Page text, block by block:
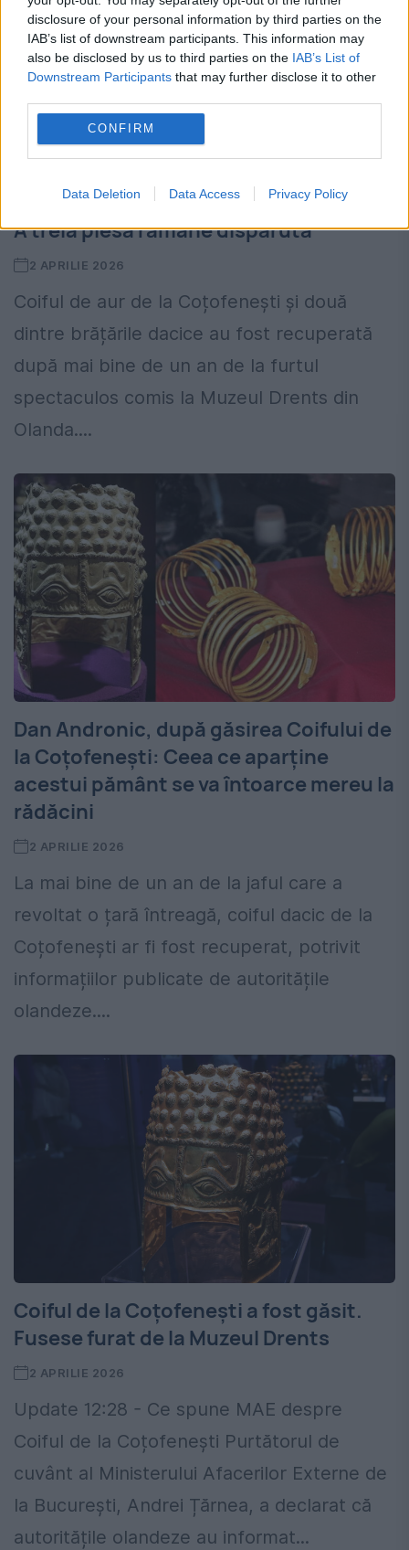
disclosure of your personal information by third parties on the
IAB’s list of downstream participants. This information may
also be disclosed by us to third parties on the IAB’s List of
Downstream Participants that may further disclose it to other
CONFIRM
Data Deletion Data Access Privacy Policy
Procuror olandez: Coiful de la
recuperate după acorduri cu suspecții.
A treia piesă rămâne dispărută
2 APRILIE 2026
Coiful de aur de la Coțofenești și două
dintre brățările dacice au fost recuperată
după mai bine de un an de la furtul
spectaculos comis la Muzeul Drents din
Olanda....
Dan Andronic, după găsirea Coifului de
la Coțofenești: Ceea ce aparține
acestui pământ se va întoarce mereu la
rădăcini
2 APRILIE 2026
La mai bine de un an de la jaful care a
revoltat o țară întreagă, coiful dacic de la
Coțofenești ar fi fost recuperat, potrivit
informațiilor publicate de autoritățile
olandeze....
Coiful de la Coțofenești a fost găsit.
Fusese furat de la Muzeul Drents
2 APRILIE 2026
Update 12:28 - Ce spune MAE despre
Coiful de la Coțofenești Purtătorul de
cuvânt al Ministerului Afacerilor Externe de
la București, Andrei Țărnea, a declarat că
autoritățile olandeze au informat...